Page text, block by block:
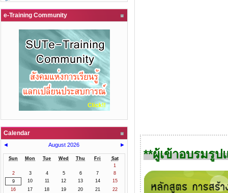
e-Training Community
Calendar
◄ August 2026 ►
Sun Mon Tue Wed Thu Fri
Sat
1
2
3 4 5 6 7
8
9
10 11 12 13 14
15
16
17 18 19 20 21
22
**ผู้เข้าอบรมรู